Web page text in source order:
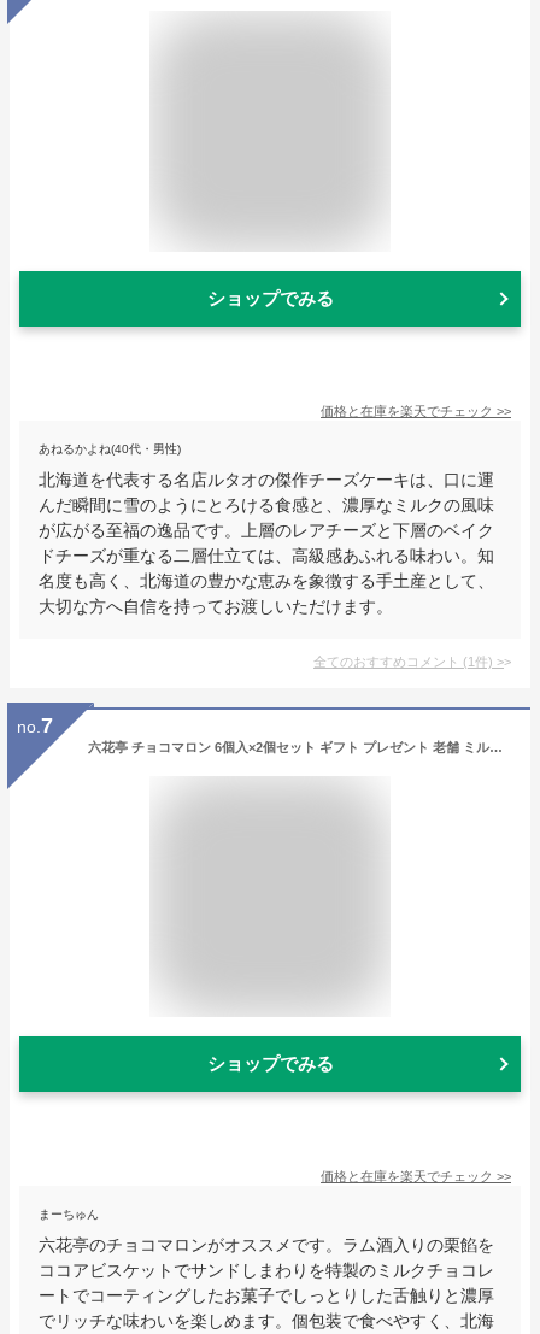
ショップでみる
価格と在庫を楽天でチェック >>
あねるかよね(40代・男性)
北海道を代表する名店ルタオの傑作チーズケーキは、口に運
んだ瞬間に雪のようにとろける食感と、濃厚なミルクの風味
が広がる至福の逸品です。上層のレアチーズと下層のベイク
ドチーズが重なる二層仕立ては、高級感あふれる味わい。知
名度も高く、北海道の豊かな恵みを象徴する手土産として、
大切な方へ自信を持ってお渡しいただけます。
全てのおすすめコメント (1件) >
no. 7
六花亭 チョコマロン 6個入×2個セット ギフト プレゼント 老舗 ミルクチョコレート チョコサンド ラム酒 栗餡 母の日 人気 北海道 お取り寄せ 北海道スイーツ
ショップでみる
価格と在庫を楽天でチェック >>
まーちゅん
六花亭のチョコマロンがオススメです。ラム酒入りの栗餡を
ココアビスケットでサンドしまわりを特製のミルクチョコレ
ートでコーティングしたお菓子でしっとりした舌触りと濃厚
でリッチな味わいを楽しめます。個包装で食べやすく、北海